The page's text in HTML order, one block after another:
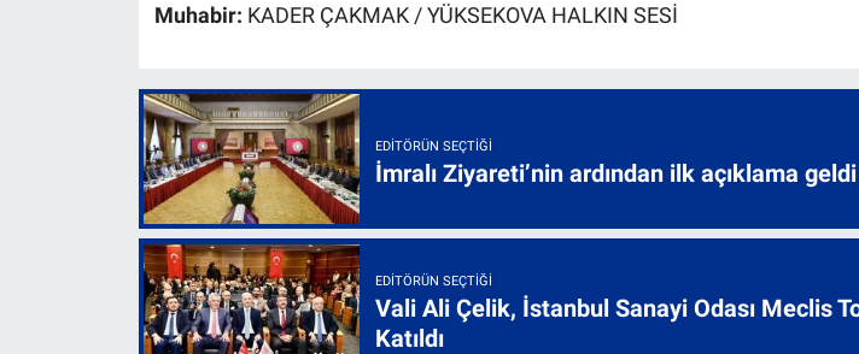
Muhabir: KADER ÇAKMAK / YÜKSEKOVA HALKIN SESİ
EDITÖRÜN SEÇTIĞI
İmralı Ziyareti’nin ardından ilk açıklama geldi
EDITÖRÜN SEÇTIĞI
Vali Ali Çelik, İstanbul Sanayi Odası Meclis
Katıldı